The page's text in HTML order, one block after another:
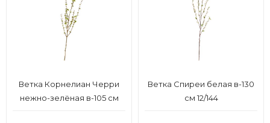
Ветка Корнелиан Черри
нежно-зелёная в-105 см
Ветка Спиреи белая в-130
см 12/144